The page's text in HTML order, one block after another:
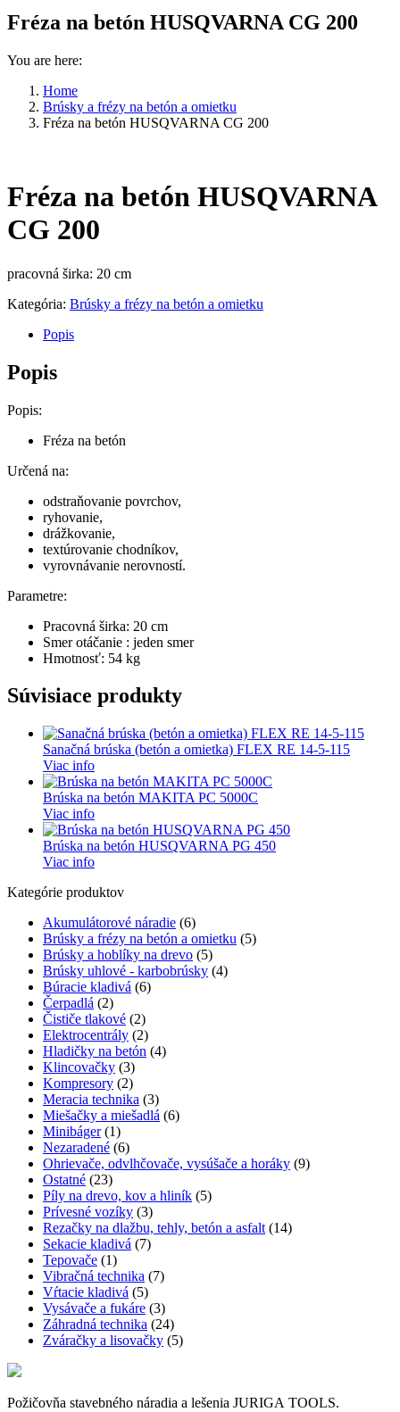
Fréza na betón HUSQVARNA CG 200
You are here:
Home
Brúsky a frézy na betón a omietku
Fréza na betón HUSQVARNA CG 200
Fréza na betón HUSQVARNA
CG 200
pracovná širka: 20 cm
Kategória: Brúsky a frézy na betón a omietku
Popis
Popis
Popis:
Fréza na betón
Určená na:
odstraňovanie povrchov,
ryhovanie,
drážkovanie,
textúrovanie chodníkov,
vyrovnávanie nerovností.
Parametre:
Pracovná širka: 20 cm
Smer otáčanie : jeden smer
Hmotnosť: 54 kg
Súvisiace produkty
Sanačná brúska (betón a omietka) FLEX RE 14-5-115
Viac info
Brúska na betón MAKITA PC 5000C
Viac info
Brúska na betón HUSQVARNA PG 450
Viac info
Kategórie produktov
Akumulátorové náradie (6)
Brúsky a frézy na betón a omietku (5)
Brúsky a hoblíky na drevo (5)
Brúsky uhlové - karbobrúsky (4)
Búracie kladivá (6)
Čerpadlá (2)
Čističe tlakové (2)
Elektrocentrály (2)
Hladičky na betón (4)
Klincovačky (3)
Kompresory (2)
Meracia technika (3)
Miešačky a miešadlá (6)
Minibáger (1)
Nezaradené (6)
Ohrievače, odvlhčovače, vysúšače a horáky (9)
Ostatné (23)
Píly na drevo, kov a hliník (5)
Prívesné vozíky (3)
Rezačky na dlažbu, tehly, betón a asfalt (14)
Sekacie kladivá (7)
Tepovače (1)
Vibračná technika (7)
Vŕtacie kladivá (5)
Vysávače a fukáre (3)
Záhradná technika (24)
Zváračky a lisovačky (5)
Požičovňa stavebného náradia a lešenia JURIGA TOOLS.